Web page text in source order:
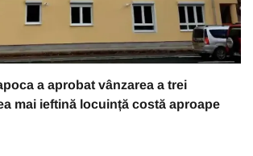
a aprobat vânzarea a trei
mai ieftină locuință costă aproape